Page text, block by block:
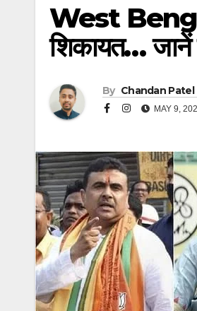
West
शिकायत… जानें
By Chandan Patel
MAY 9,